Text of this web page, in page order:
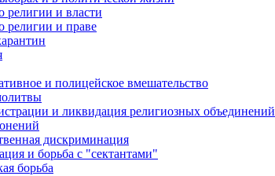
религии и власти
религии и праве
и полицейское вмешательство
и ликвидация религиозных объединений
дискриминация
и борьба с "сектантами"
борьба